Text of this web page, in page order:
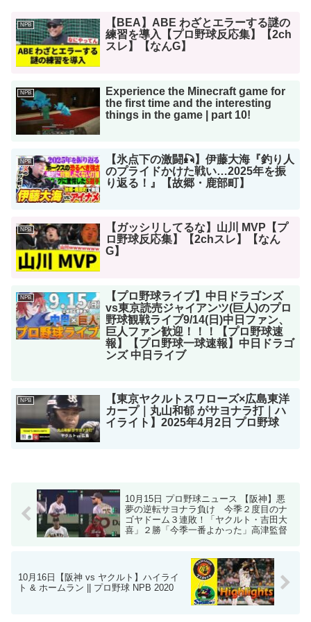
NPB
【BEA】ABE わざとエラーする謎の
練習を導入【プロ野球反応集】【2ch
スレ】【なんG】
NPB
Experience the Minecraft game for
the first time and the interesting
things in the game | part 10!
NPB
【氷点下の激闘🎣】伊藤大海『釣り人
のプライドかけた戦い…2025年を振
り返る！』【故郷・鹿部町】
NPB
【ガッシリしてるな】山川 MVP【プ
ロ野球反応集】【2chスレ】【なん
G】
NPB
【プロ野球ライブ】中日ドラゴンズ
vs東京読売ジャイアンツ(巨人)のプロ
野球観戦ライブ9/14(日)中日ファン、
巨人ファン歓迎！！！【プロ野球速
報】【プロ野球一球速報】中日ドラゴ
ンズ 中日ライブ
NPB
【東京ヤクルトスワローズ×広島東洋
カープ｜丸山和郁 がサヨナラ打｜ハ
イライト】2025年4月2日 プロ野球
10月15日 プロ野球ニュース 【阪神】悪
夢の逆転サヨナラ負け 今季２度目のナ
ゴヤドーム３連敗！「ヤクルト・吉田大
喜」２勝「今季一番よかった」高津監督
10月16日【阪神 vs ヤクルト】ハイライ
ト & ホームラン || プロ野球 NPB 2020